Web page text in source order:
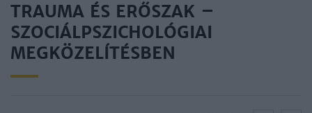
TRAUMA ÉS ERŐSZAK –
SZOCIÁLPSZICHOLÓGIAI
MEGKÖZELÍTÉSBEN